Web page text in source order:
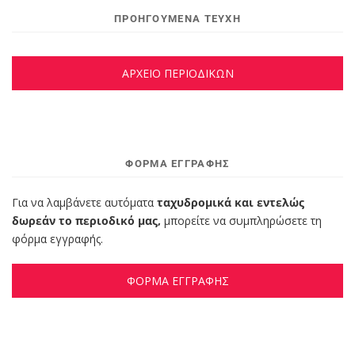
ΠΡΟΗΓΟΥΜΕΝΑ ΤΕΥΧΗ
ΑΡΧΕΙΟ ΠΕΡΙΟΔΙΚΩΝ
ΦΌΡΜΑ ΕΓΓΡΑΦΉΣ
Για να λαμβάνετε αυτόματα ταχυδρομικά και εντελώς
δωρεάν το περιοδικό μας, μπορείτε να συμπληρώσετε τη
φόρμα εγγραφής.
ΦΟΡΜΑ ΕΓΓΡΑΦΗΣ